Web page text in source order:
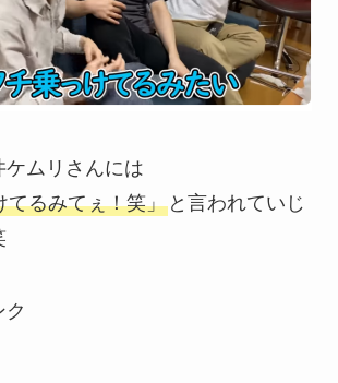
ケムリさんには
てるみてぇ！笑」と言われていじ
ク